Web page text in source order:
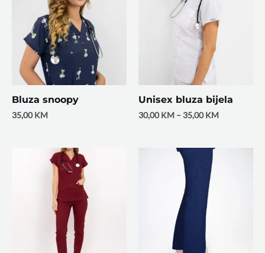
Bluza snoopy
35,00KM
Unisex bluza bijela
30,00KM – 35,00KM